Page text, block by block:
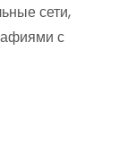
сети,
с